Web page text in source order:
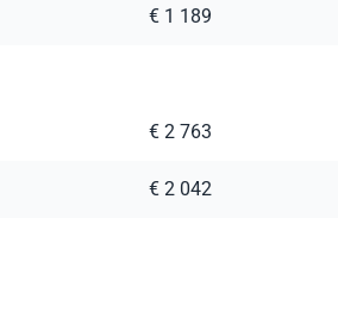
€ 1 189
€ 2 763
€ 2 042